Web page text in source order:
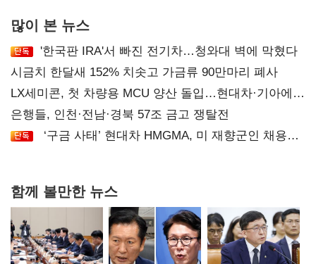
많이 본 뉴스
'한국판 IRA'서 빠진 전기차…청와대 벽에 막혔다
시금치 한달새 152% 치솟고 가금류 90만마리 폐사
LX세미콘, 첫 차량용 MCU 양산 돌입…현대차·기아에
공급
은행들, 인천·전남·경북 57조 금고 쟁탈전
‘구금 사태’ 현대차 HMGMA, 미 재향군인 채용
함께 볼만한 뉴스